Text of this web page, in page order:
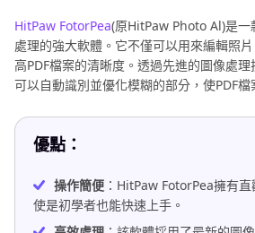
HitPaw FotorPea(原HitPaw Photo Al)是
處理的強大軟體。它不僅可以用來編輯照
高PDF檔案的清晰度。透過先進的圖像處
可以自動識別並優化模糊的部分，使PDF檔
優點：
操作簡便 ：HitPaw FotorPea擁有
使是初學者也能快速上手。